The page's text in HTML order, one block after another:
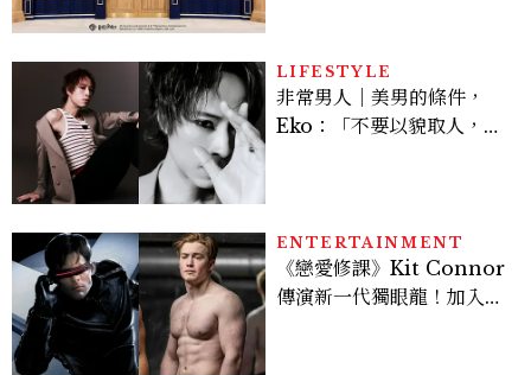
LIFESTYLE
非常男人｜美男的條件，
Eko：「不要以貌取人，內
ENTERTAINMENT
《戀愛修課》Kit Connor
傳演新一代獨眼龍！加入新